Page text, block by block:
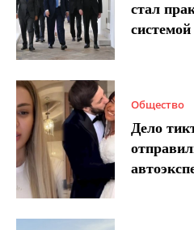
стал
системой
Общество
Дело